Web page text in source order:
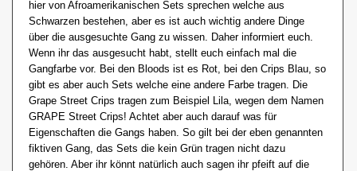
hier von Afroamerikanischen Sets sprechen welche aus
Schwarzen bestehen, aber es ist auch wichtig andere Dinge
über die ausgesuchte Gang zu wissen. Daher informiert euch.
Wenn ihr das ausgesucht habt, stellt euch einfach mal die
Gangfarbe vor. Bei den Bloods ist es Rot, bei den Crips Blau, so
gibt es aber auch Sets welche eine andere Farbe tragen. Die
Grape Street Crips tragen zum Beispiel Lila, wegen dem Namen
GRAPE Street Crips! Achtet aber auch darauf was für
Eigenschaften die Gangs haben. So gilt bei der eben genannten
fiktiven Gang, das Sets die kein Grün tragen nicht dazu
gehören. Aber ihr könnt natürlich auch sagen ihr pfeift auf die